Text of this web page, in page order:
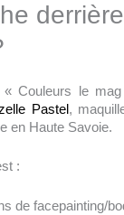
« Couleurs le
Pastel ,
en Haute Savoie.
:
de facepainting/